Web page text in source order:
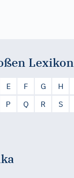
Lexikon
E F G H
P Q R S